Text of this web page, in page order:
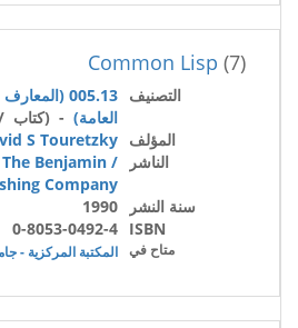
(7)
Common Lisp
التصنيف
005.13 (المعارف
العامة) - (كتاب
المؤلف S Touretzky
الناشر
Benjamin /
Company
سنة النشر
1990
ISBN
0-8053-0492-4
متاح في المكتبة المركزية -